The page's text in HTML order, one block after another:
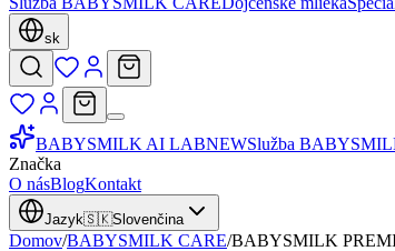
sk
BABYSMILK AI LABNEWSlužba
Značka
O násBlogKontakt
Jazyk🇸🇰Slovenčina
Domov/BABYSMILK CARE/BABYSMILK